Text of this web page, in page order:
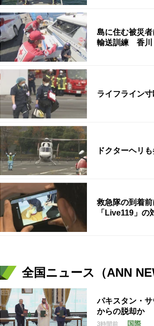
島に住む被災
輸送訓練 香川
ライフライン
ドクターヘリ
救急隊の到着
「Live119」
全国ニュース（ANN
パキスタン・
からの脱却か
3時間前 国際